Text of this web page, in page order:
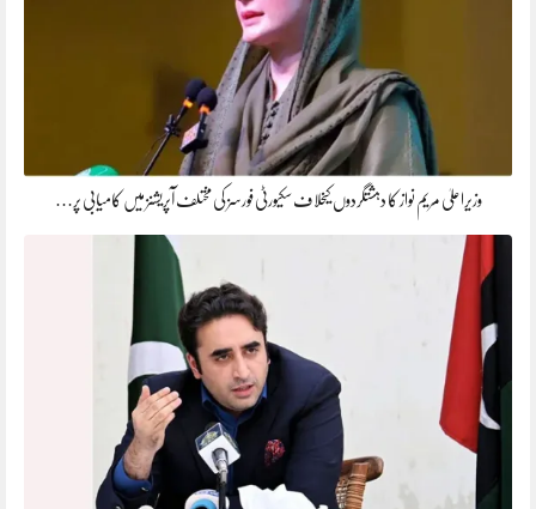
وزیراعلیٰ مریم نواز کا دہشتگردوں کیخلاف سکیورٹی فورسز کی مختلف آپریشنز میں کامیابی پر…